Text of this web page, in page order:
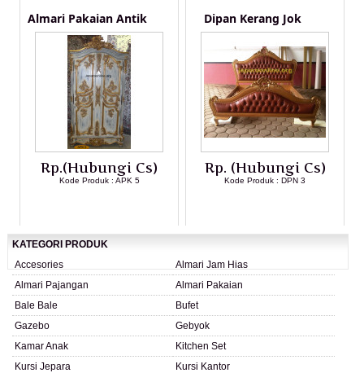
Almari Pakaian Antik
Rp.(Hubungi Cs)
Kode Produk : APK 5
Dipan Kerang Jok
Rp. (Hubungi Cs)
Kode Produk : DPN 3
KATEGORI PRODUK
Accesories
Almari Jam Hias
Almari Pajangan
Almari Pakaian
Bale Bale
Bufet
Gazebo
Gebyok
Kamar Anak
Kitchen Set
Kursi Jepara
Kursi Kantor